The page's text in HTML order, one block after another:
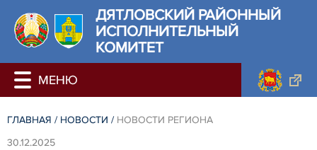
ДЯТЛОВСКИЙ РАЙОННЫЙ
ИСПОЛНИТЕЛЬНЫЙ
КОМИТЕТ
ГЛАВНАЯ / НОВОСТИ / НОВОСТИ РЕГИОНА
30.12.2025